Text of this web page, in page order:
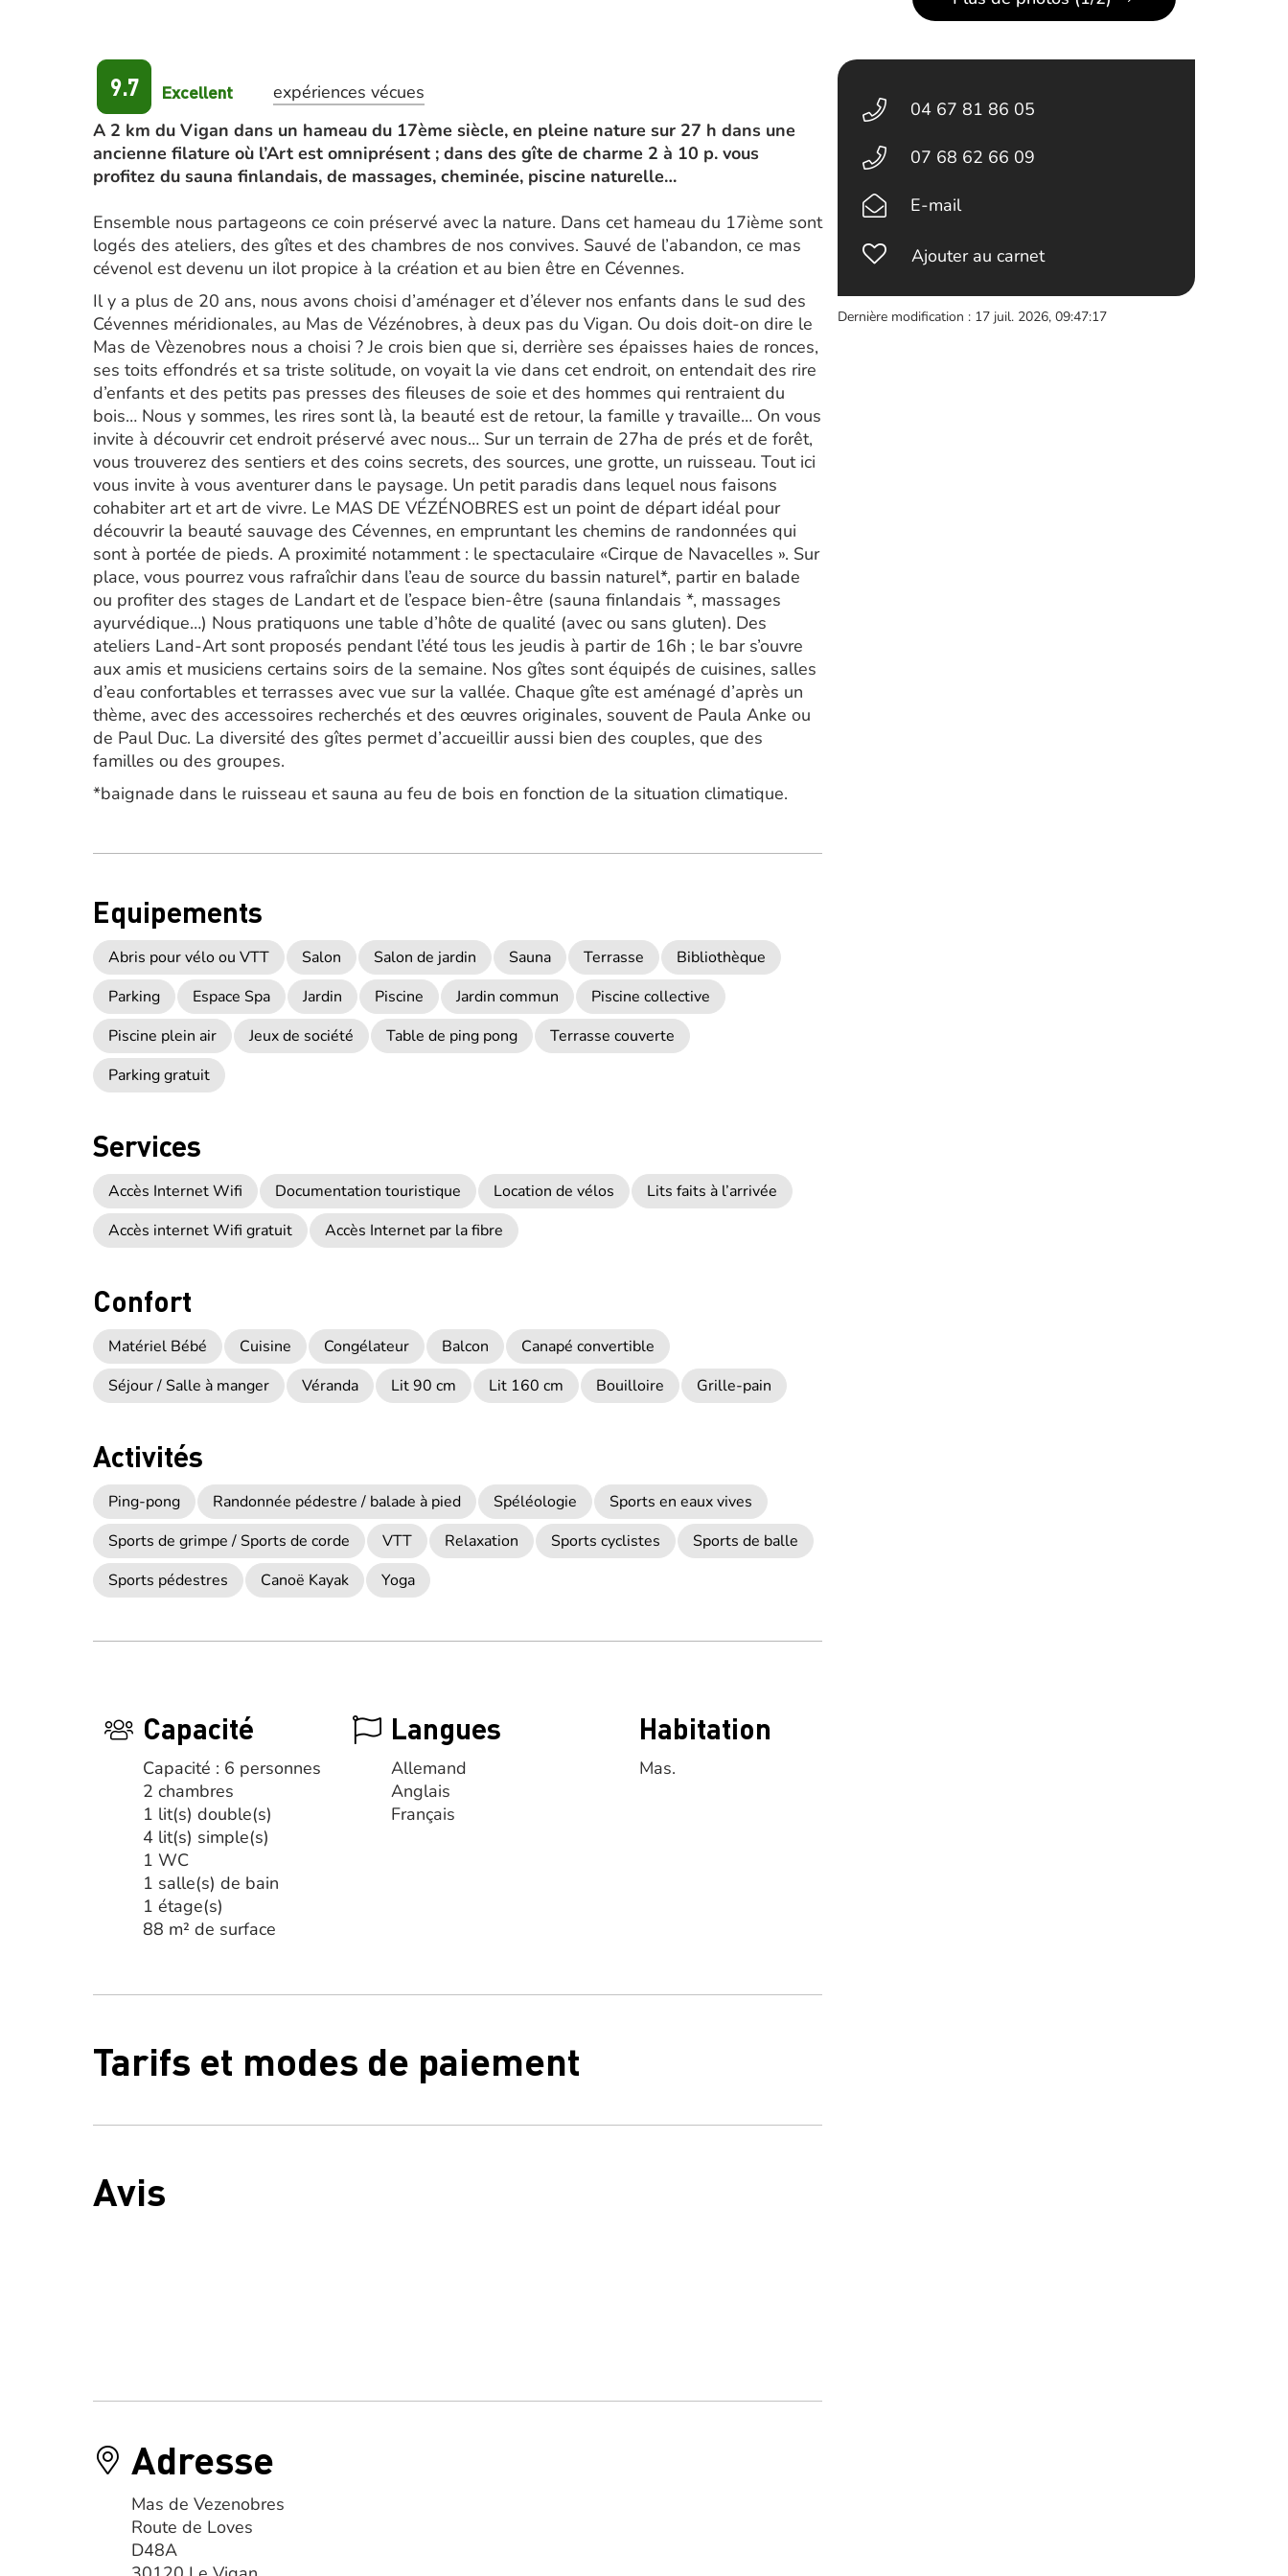
9.7 Excellent
expériences vécues
A 2 km du Vigan dans un hameau du 17ème siècle, en pleine nature sur 27 h dans une
ancienne filature où l’Art est omniprésent ; dans des gîte de charme 2 à 10 p. vous
profitez du sauna finlandais, de massages, cheminée, piscine naturelle…
Ensemble nous partageons ce coin préservé avec la nature. Dans cet hameau du 17ième sont
logés des ateliers, des gîtes et des chambres de nos convives. Sauvé de l’abandon, ce mas
cévenol est devenu un ilot propice à la création et au bien être en Cévennes.
Il y a plus de 20 ans, nous avons choisi d’aménager et d’élever nos enfants dans le sud des
Cévennes méridionales, au Mas de Vézénobres, à deux pas du Vigan. Ou dois doit-on dire le
Mas de Vèzenobres nous a choisi ? Je crois bien que si, derrière ses épaisses haies de ronces,
ses toits effondrés et sa triste solitude, on voyait la vie dans cet endroit, on entendait des rire
d’enfants et des petits pas presses des fileuses de soie et des hommes qui rentraient du
bois… Nous y sommes, les rires sont là, la beauté est de retour, la famille y travaille… On vous
invite à découvrir cet endroit préservé avec nous… Sur un terrain de 27ha de prés et de forêt,
vous trouverez des sentiers et des coins secrets, des sources, une grotte, un ruisseau. Tout ici
vous invite à vous aventurer dans le paysage. Un petit paradis dans lequel nous faisons
cohabiter art et art de vivre. Le MAS DE VÉZÉNOBRES est un point de départ idéal pour
découvrir la beauté sauvage des Cévennes, en empruntant les chemins de randonnées qui
sont à portée de pieds. A proximité notamment : le spectaculaire «Cirque de Navacelles ». Sur
place, vous pourrez vous rafraîchir dans l’eau de source du bassin naturel*, partir en balade
ou profiter des stages de Landart et de l’espace bien-être (sauna finlandais *, massages
ayurvédique…) Nous pratiquons une table d’hôte de qualité (avec ou sans gluten). Des
ateliers Land-Art sont proposés pendant l’été tous les jeudis à partir de 16h ; le bar s’ouvre
aux amis et musiciens certains soirs de la semaine. Nos gîtes sont équipés de cuisines, salles
d’eau confortables et terrasses avec vue sur la vallée. Chaque gîte est aménagé d’après un
thème, avec des accessoires recherchés et des œuvres originales, souvent de Paula Anke ou
de Paul Duc. La diversité des gîtes permet d’accueillir aussi bien des couples, que des
familles ou des groupes.
*baignade dans le ruisseau et sauna au feu de bois en fonction de la situation climatique.
Equipements
Abris pour vélo ou VTT Salon Salon de jardin Sauna Terrasse
Bibliothèque
Parking
Espace Spa Jardin Piscine Jardin commun
Piscine collective
Piscine plein air
Jeux de société Table de ping pong
Terrasse couverte
Parking gratuit
Services
Accès Internet Wifi Documentation touristique Location de vélos
Lits faits à l’arrivée
Accès internet Wifi gratuit
Accès Internet par la fibre
Confort
Matériel Bébé Cuisine Congélateur Balcon
Canapé convertible
Séjour / Salle à manger
Véranda Lit 90 cm Lit 160 cm Bouilloire Grille-pain
Activités
Ping-pong Randonnée pédestre / balade à pied Spéléologie
Sports en eaux vives
Sports de grimpe / Sports de corde
VTT Relaxation Sports cyclistes
Sports de balle
Sports pédestres
Canoë Kayak Yoga
Capacité
Capacité : 6 personnes
2 chambres
1 lit(s) double(s)
4 lit(s) simple(s)
1 WC
1 salle(s) de bain
1 étage(s)
88 m² de surface
Langues
Allemand
Anglais
Français
Habitation
Mas.
Tarifs et modes de paiement
Avis
Adresse
Mas de Vezenobres
Route de Loves
D48A
04 67 81 86 05
07 68 62 66 09
E-mail
Ajouter au carnet
Dernière modification : 17 juil. 2026, 09:47:17